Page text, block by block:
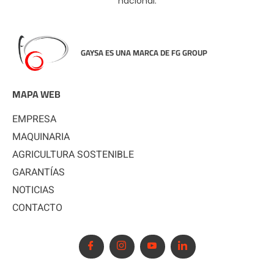
GAYSA ES UNA MARCA DE FG GROUP
MAPA WEB
EMPRESA
MAQUINARIA
AGRICULTURA SOSTENIBLE
GARANTÍAS
NOTICIAS
CONTACTO